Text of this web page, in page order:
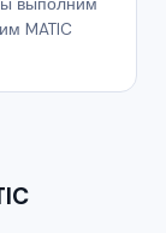
выполним
MATIC